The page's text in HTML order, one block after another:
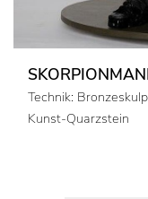
Technik:
Kunst-Quarzstein